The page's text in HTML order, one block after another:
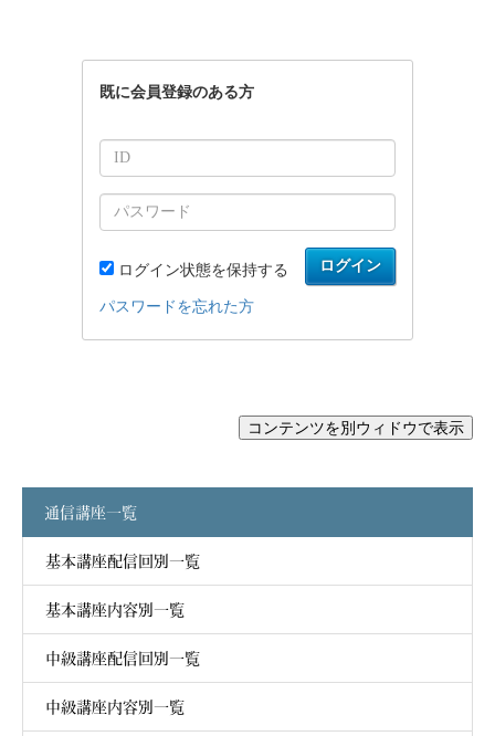
通信講座一覧
基本講座配信回別一覧
基本講座内容別一覧
中級講座配信回別一覧
中級講座内容別一覧